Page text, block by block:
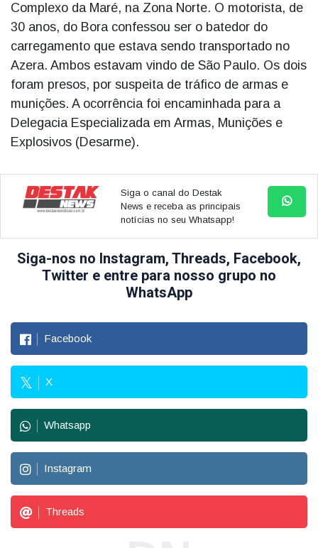
Complexo da Maré, na Zona Norte. O motorista, de
30 anos, do Bora confessou ser o batedor do
carregamento que estava sendo transportado no
Azera. Ambos estavam vindo de São Paulo. Os dois
foram presos, por suspeita de tráfico de armas e
munições. A ocorrência foi encaminhada para a
Delegacia Especializada em Armas, Munições e
Explosivos (Desarme).
Siga o canal do Destak
News e receba as principais
notícias no seu Whatsapp!
Siga-nos no Instagram, Threads, Facebook,
Twitter e entre para nosso grupo no
WhatsApp
Facebook
X
Whatsapp
Instagram
Threads